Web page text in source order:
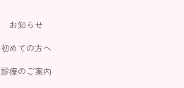
お知らせ
初めての方へ
診療のご案内